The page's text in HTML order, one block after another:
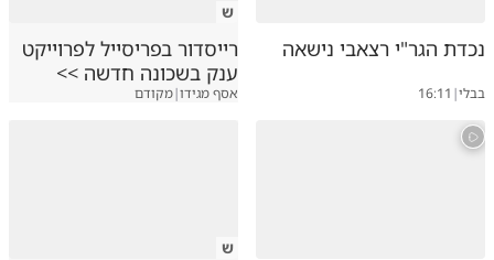
נכדת הגר"י רצאבי נישאה
בבלי|
16:11
ש
רייסדור בפריסייל לפרוייקט
ענק בשכונה חדשה >>
אסף מגידו|מקודם
ש